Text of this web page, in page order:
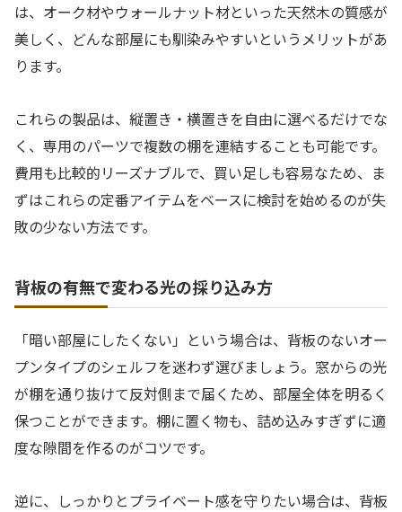
は、オーク材やウォールナット材といった天然木の質感が
美しく、どんな部屋にも馴染みやすいというメリットがあ
ります。
これらの製品は、縦置き・横置きを自由に選べるだけでな
く、専用のパーツで複数の棚を連結することも可能です。
費用も比較的リーズナブルで、買い足しも容易なため、ま
ずはこれらの定番アイテムをベースに検討を始めるのが失
敗の少ない方法です。
背板の有無で変わる光の採り込み方
「暗い部屋にしたくない」という場合は、背板のないオー
プンタイプのシェルフを迷わず選びましょう。窓からの光
が棚を通り抜けて反対側まで届くため、部屋全体を明るく
保つことができます。棚に置く物も、詰め込みすぎずに適
度な隙間を作るのがコツです。
逆に、しっかりとプライベート感を守りたい場合は、背板